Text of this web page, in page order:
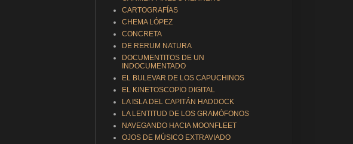
CARTOGRAFÍAS
CHEMA LÓPEZ
CONCRETA
DE RERUM NATURA
DOCUMENTITOS DE UN
INDOCUMENTADO
EL BULEVAR DE LOS CAPUCHINOS
EL KINETOSCOPIO DIGITAL
LA ISLA DEL CAPITÁN HADDOCK
LA LENTITUD DE LOS GRAMÓFONOS
NAVEGANDO HACIA MOONFLEET
OJOS DE MÚSICO EXTRAVIADO